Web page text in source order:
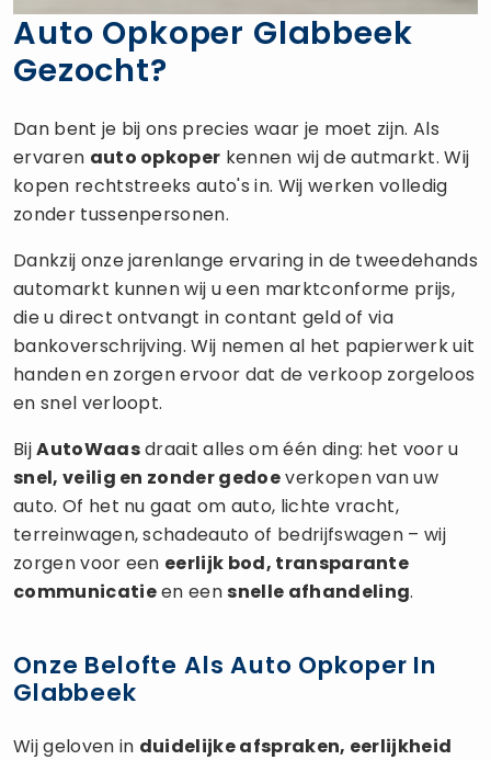
Auto Opkoper Glabbeek
Gezocht?
Dan bent je bij ons precies waar je moet zijn. Als
ervaren auto opkoper kennen wij de autmarkt. Wij
kopen rechtstreeks auto's in. Wij werken volledig
zonder tussenpersonen.
Dankzij onze jarenlange ervaring in de tweedehands
automarkt kunnen wij u een marktconforme prijs,
die u direct ontvangt in contant geld of via
bankoverschrijving. Wij nemen al het papierwerk uit
handen en zorgen ervoor dat de verkoop zorgeloos
en snel verloopt.
BijAutoWaasdraait alles om één ding: het voor u
snel, veilig en zonder gedoeverkopen van uw
auto. Of het nu gaat om auto, lichte vracht,
terreinwagen, schadeauto of bedrijfswagen – wij
zorgen voor een eerlijk bod, transparante
communicatieen eensnelle afhandeling.
Onze Belofte Als Auto Opkoper In
Glabbeek
Wij geloven in duidelijke afspraken, eerlijkheid